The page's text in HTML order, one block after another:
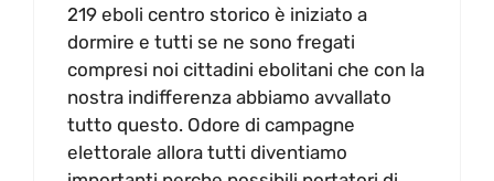
219 eboli centro storico è iniziato a
dormire e tutti se ne sono fregati
compresi noi cittadini ebolitani che con la
nostra indifferenza abbiamo avvallato
tutto questo. Odore di campagne
elettorale allora tutti diventiamo